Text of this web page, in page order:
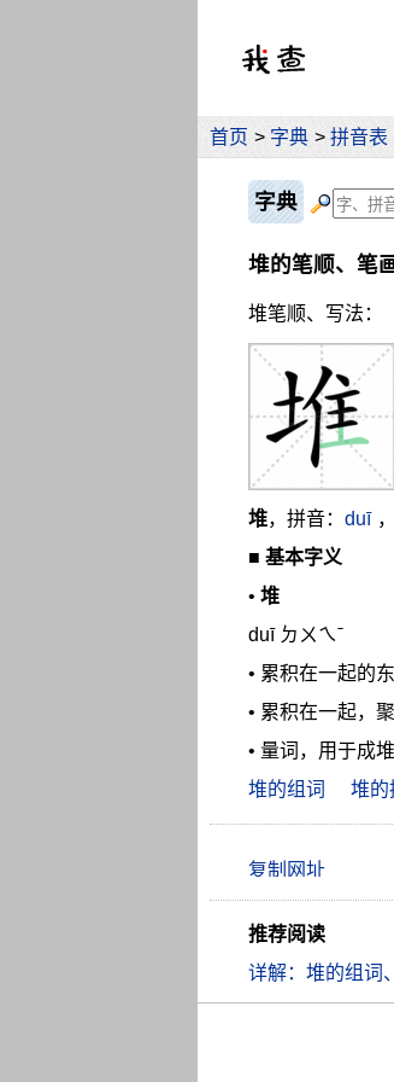
首页 > 字典 > 拼音表
字典
堆的笔顺、笔
堆笔顺、写法：
堆，拼音： duī
■ 基本字义
• 堆
duī ㄉㄨㄟˉ
• 累积在一起的
• 累积在一起，
• 量词，用于成
堆的组词
堆的
推荐阅读
详解：堆的组词